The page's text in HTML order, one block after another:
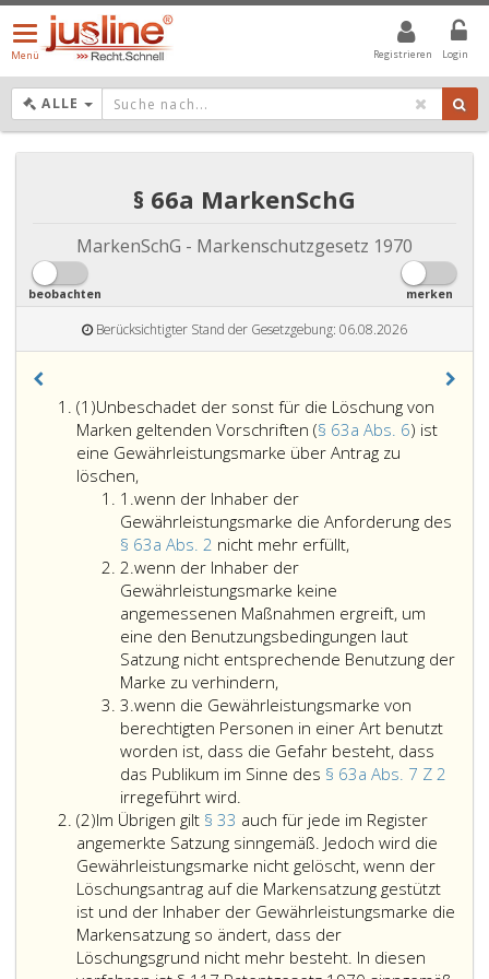
Registrieren Login
Menü
öffnen/schließen
Menü
ALLE DROPDOWN: GEWÄHLTER WERT IST ALLE
§ 66a MarkenSchG
MarkenSchG - Markenschutzgesetz 1970
beobachten merken
Berücksichtigter Stand der Gesetzgebung: 06.08.2026
(1)Absatz
eins
Unbeschadet der sonst für die Löschung von
Marken geltenden Vorschriften (§ 63a Abs. 6) ist
eine Gewährleistungsmarke über Antrag zu
löschen,Unbeschadet
der
sonst
für
die
Löschung
von
Marken
geltenden
Vorschriften
(Paragraph
63
a,
Absatz
6,)
ist
eine
Gewährleistungsmarke
über
Antrag
zu
löschen,
1.Ziffer
eins
wenn der Inhaber der
Gewährleistungsmarke die Anforderung des
§ 63a Abs. 2 nicht mehr erfüllt,wenn
der
die
des
Paragraph
63
a,
2,
nicht
mehr
erfüllt,
2.Ziffer
2
wenn der Inhaber der
Gewährleistungsmarke keine
angemessenen Maßnahmen ergreift, um
eine den Benutzungsbedingungen laut
Satzung nicht entsprechende Benutzung der
Marke zu verhindern,
3.Ziffer
3
wenn die Gewährleistungsmarke von
berechtigten Personen in einer Art benutzt
worden ist, dass die Gefahr besteht, dass
das Publikum im Sinne des § 63a Abs. 7 Z 2
irregeführt wird.
die
Gewährleistungsmarke
von
berechtigten
Personen
in
einer
(2)Absatz
2
Im Übrigen gilt § 33 auch für jede im Register
angemerkte Satzung sinngemäß. Jedoch wird die
Gewährleistungsmarke nicht gelöscht, wenn der
Löschungsantrag auf die Markensatzung gestützt
ist und der Inhaber der Gewährleistungsmarke die
Markensatzung so ändert, dass der
Löschungsgrund nicht mehr besteht. In diesen